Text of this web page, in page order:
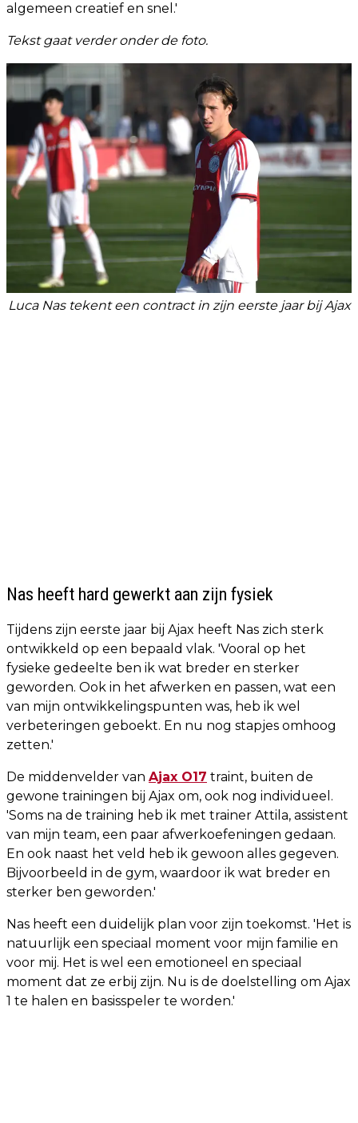
algemeen creatief en snel.'
Tekst gaat verder onder de foto.
Luca Nas tekent een contract in zijn eerste jaar bij Ajax
Nas heeft hard gewerkt aan zijn fysiek
Tijdens zijn eerste jaar bij Ajax heeft Nas zich sterk
ontwikkeld op een bepaald vlak. 'Vooral op het
fysieke gedeelte ben ik wat breder en sterker
geworden. Ook in het afwerken en passen, wat een
van mijn ontwikkelingspunten was, heb ik wel
verbeteringen geboekt. En nu nog stapjes omhoog
zetten.'
De middenvelder van Ajax O17 traint, buiten de
gewone trainingen bij Ajax om, ook nog individueel.
'Soms na de training heb ik met trainer Attila, assistent
van mijn team, een paar afwerkoefeningen gedaan.
En ook naast het veld heb ik gewoon alles gegeven.
Bijvoorbeeld in de gym, waardoor ik wat breder en
sterker ben geworden.'
Nas heeft een duidelijk plan voor zijn toekomst. 'Het is
natuurlijk een speciaal moment voor mijn familie en
voor mij. Het is wel een emotioneel en speciaal
moment dat ze erbij zijn. Nu is de doelstelling om Ajax
1 te halen en basisspeler te worden.'